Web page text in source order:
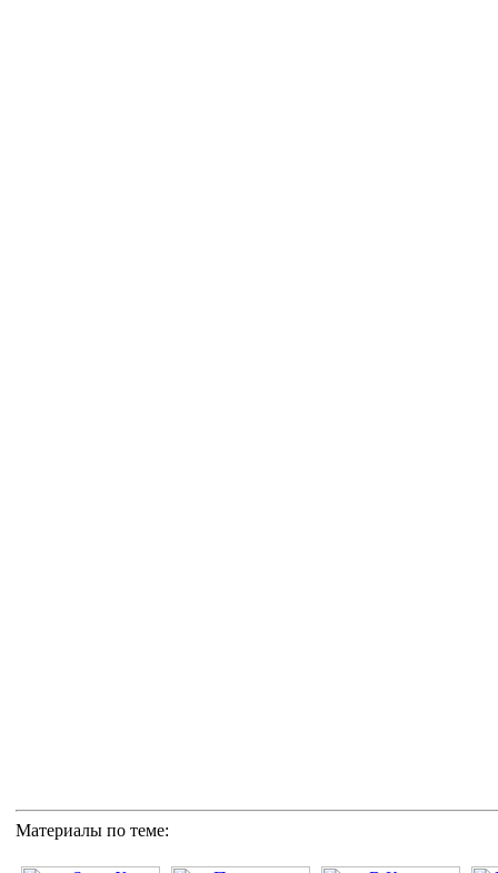
Материалы по теме: